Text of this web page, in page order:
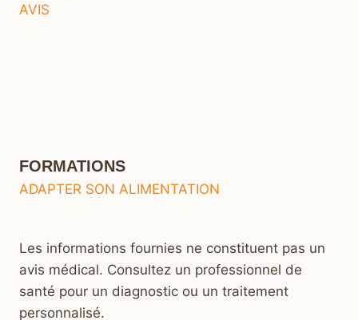
AVIS
FORMATIONS
ADAPTER SON ALIMENTATION
Les informations fournies ne constituent pas un
avis médical. Consultez un professionnel de
santé pour un diagnostic ou un traitement
personnalisé.